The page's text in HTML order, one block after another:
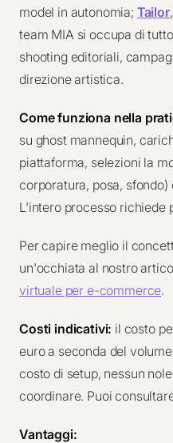
model in autonomia; Tailor
team MIA si occupa di
shooting editoriali,
direzione artistica.
Come funziona nella
su ghost mannequin,
piattaforma, selezioni la
corporatura, posa,
L'intero processo richiede
Per capire meglio il
un'occhiata al nostro
virtuale per e-commerce.
Costi indicativi: il costo
euro a seconda del
costo di setup, nessun
coordinare. Puoi
Vantaggi: